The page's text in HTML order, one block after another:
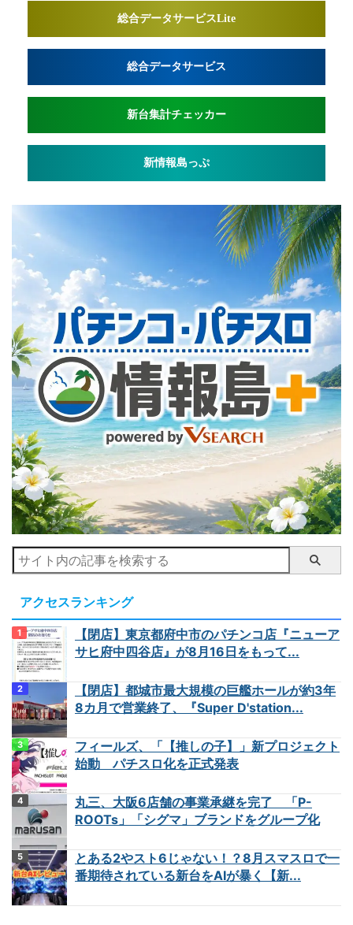
総合データサービスLite
総合データサービス
新台集計チェッカー
新情報島っぷ
アクセスランキング
【閉店】東京都府中市のパチンコ店『ニューア
サヒ府中四谷店』が8月16日をもって...
【閉店】都城市最大規模の巨艦ホールが約3年
8カ月で営業終了、『Super D'station...
フィールズ、「【推しの子】」新プロジェクト
始動 パチスロ化を正式発表
丸三、大阪6店舗の事業承継を完了 「P-
ROOTs」「シグマ」ブランドをグループ化
とある2やスト6じゃない！？8月スマスロで一
番期待されている新台をAIが暴く【新...